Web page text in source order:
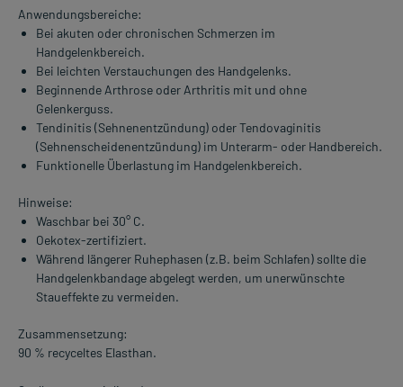
Anwendungsbereiche:
Bei akuten oder chronischen Schmerzen im
Handgelenkbereich.
Bei leichten Verstauchungen des Handgelenks.
Beginnende Arthrose oder Arthritis mit und ohne
Gelenkerguss.
Tendinitis (Sehnenentzündung) oder Tendovaginitis
(Sehnenscheidenentzündung) im Unterarm- oder Handbereich.
Funktionelle Überlastung im Handgelenkbereich.
Hinweise:
Waschbar bei 30° C.
Oekotex-zertifiziert.
Während längerer Ruhephasen (z.B. beim Schlafen) sollte die
Handgelenkbandage abgelegt werden, um unerwünschte
Staueffekte zu vermeiden.
Zusammensetzung:
90 % recyceltes Elasthan.